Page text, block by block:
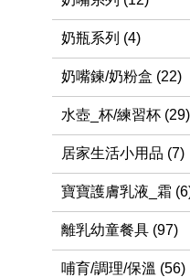
奶瓶系列 (4)
奶嘴鍊/奶粉盒 (22)
水壺_杯/練習杯 (29)
居家生活小用品 (7)
寶寶護膚乳液_霜
離乳幼童餐具 (97)
哺育/調理/保溫 (56)